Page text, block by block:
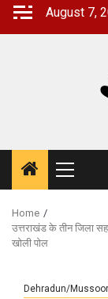
Skip
August 7,
Menu
Home
उत्तराखंड के तीन जिला
खोली पोल
Dehradun/